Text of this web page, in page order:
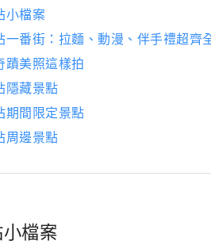
小檔案
一番街：拉麵、動漫、伴手禮超齊
蹟美照這樣拍
隱藏景點
期間限定景點
周邊景點
檔案